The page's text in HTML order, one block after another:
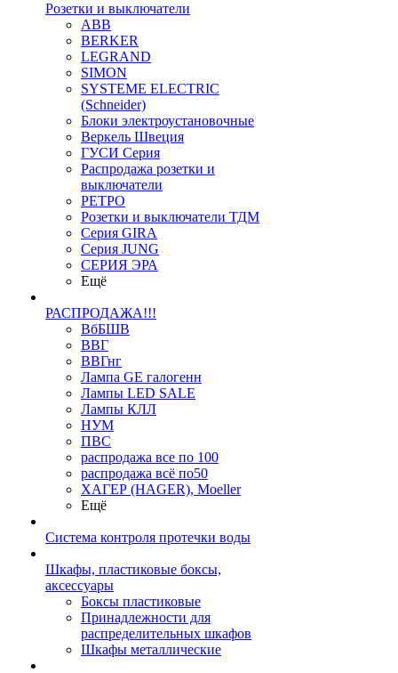
Розетки и выключатели
ABB
BERKER
LEGRAND
SIMON
SYSTEME ELECTRIC
(Schneider)
Блоки электроустановочные
Веркель Швеция
ГУСИ Серия
Распродажа розетки и
выключатели
РЕТРО
Розетки и выключатели ТДМ
Серия GIRA
Серия JUNG
СЕРИЯ ЭРА
Ещё
РАСПРОДАЖА!!!
ВбБШВ
ВВГ
ВВГнг
Лампа GE галогенн
Лампы LED SALE
Лампы КЛЛ
НУМ
ПВС
распродажа все по 100
распродажа всё по50
ХАГЕР (HAGER), Moeller
Ещё
Система контроля протечки воды
Шкафы, пластиковые боксы,
аксессуары
Боксы пластиковые
Принадлежности для
распределительных шкафов
Шкафы металлические